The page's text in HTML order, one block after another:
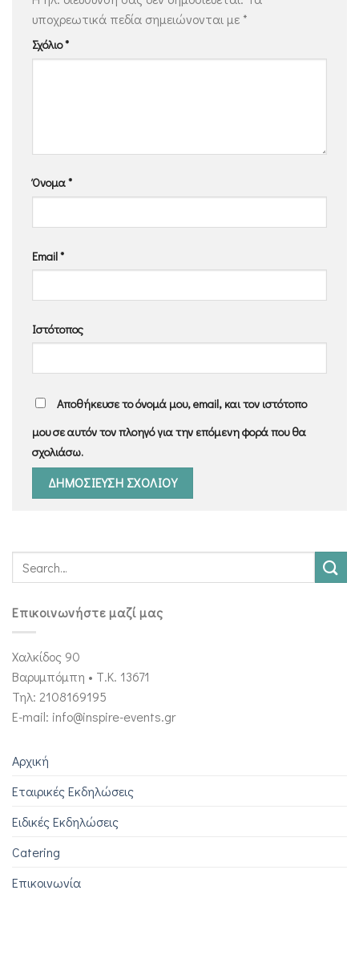
υποχρεωτικά πεδία σημειώνονται με *
Σχόλιο*
Όνομα*
Email*
Ιστότοπος
Αποθήκευσε το όνομά μου, email, και τον ιστότοπο
μου σε αυτόν τον πλοηγό για την επόμενη φορά που θα
σχολιάσω.
Επικοινωνήστε μαζί μας
Χαλκίδος 90
Βαρυμπόμπη • Τ.Κ. 13671
Τηλ: 2108169195
E-mail: info@inspire-events.gr
Αρχική
Εταιρικές Εκδηλώσεις
Ειδικές Εκδηλώσεις
Catering
Επικοινωνία